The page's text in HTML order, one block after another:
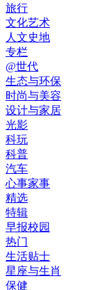
旅行
文化艺术
人文史地
专栏
@世代
生态与环保
时尚与美容
设计与家居
光影
科玩
科普
汽车
心事家事
精选
特辑
早报校园
热门
生活贴士
星座与生肖
保健